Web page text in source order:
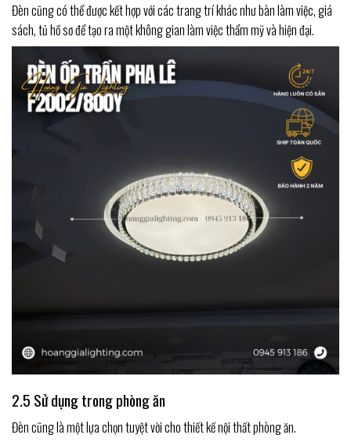
Đèn cũng có thể được kết hợp với các trang trí khác như bàn làm việc, giá
sách, tủ hồ sơ để tạo ra một không gian làm việc thẩm mỹ và hiện đại.
2.5 Sử dụng trong phòng ăn
Đèn cũng là một lựa chọn tuyệt vời cho thiết kế nội thất phòng ăn.